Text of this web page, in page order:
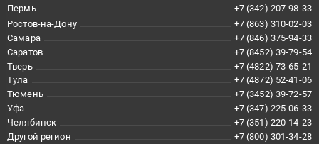
Пермь
+7 (342) 207-98-33
Ростов-на-Дону
+7 (863) 310-02-03
Самара
+7 (846) 375-94-33
Саратов
+7 (8452) 39-79-54
Тверь
+7 (4822) 73-65-21
Тула
+7 (4872) 52-41-06
Тюмень
+7 (3452) 39-72-57
Уфа
+7 (347) 225-06-33
Челябинск
+7 (351) 220-14-23
Другой регион
+7 (800) 301-34-28